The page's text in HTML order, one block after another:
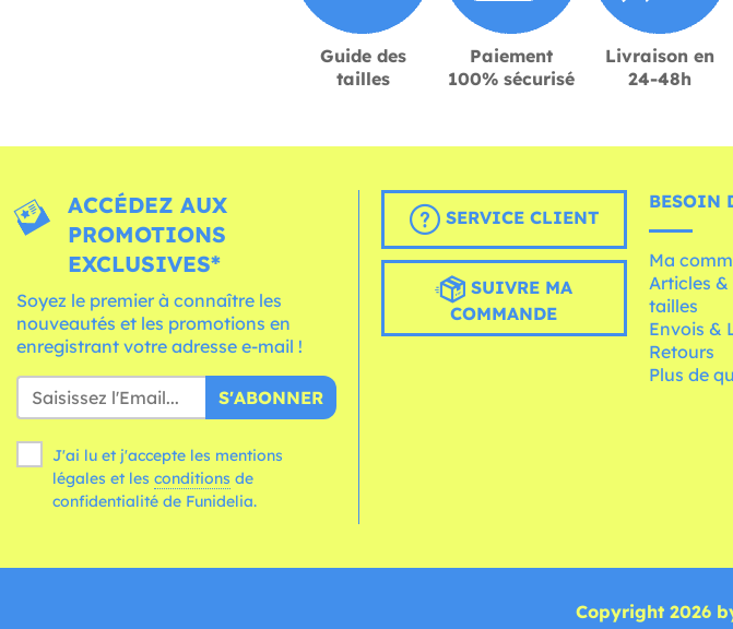
Guide des
tailles
Paiement
100% sécurisé
Livraison en
24-48h
ACCÉDEZ AUX
PROMOTIONS
EXCLUSIVES*
Soyez le premier à connaître les
nouveautés et les promotions en
enregistrant votre adresse e-mail !
S'ABONNER
J'ai lu et j'accepte les mentions
légales et les conditions
confidentialité de Funidelia.
SERVICE CLIENT
SUIVRE MA
COMMANDE
BESOIN
Ma
Articles &
tailles
Envois &
Retours
Plus de
Copyright 2026